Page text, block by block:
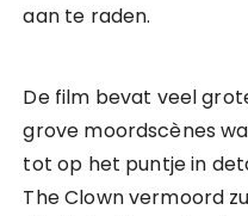
aan te raden.
De film bevat veel
grove moordscènes
tot op het puntje in
The Clown vermoord